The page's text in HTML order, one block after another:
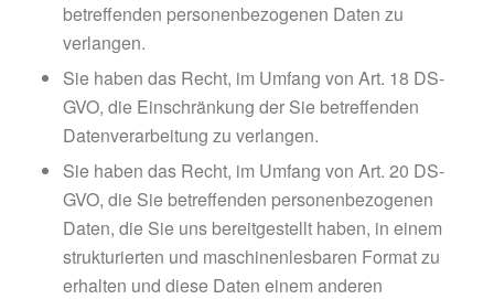
betreffenden personenbezogenen Daten zu
verlangen.
Sie haben das Recht, im Umfang von Art. 18 DS-
GVO, die Einschränkung der Sie betreffenden
Datenverarbeitung zu verlangen.
Sie haben das Recht, im Umfang von Art. 20 DS-
GVO, die Sie betreffenden personenbezogenen
Daten, die Sie uns bereitgestellt haben, in einem
strukturierten und maschinenlesbaren Format zu
erhalten und diese Daten einem anderen